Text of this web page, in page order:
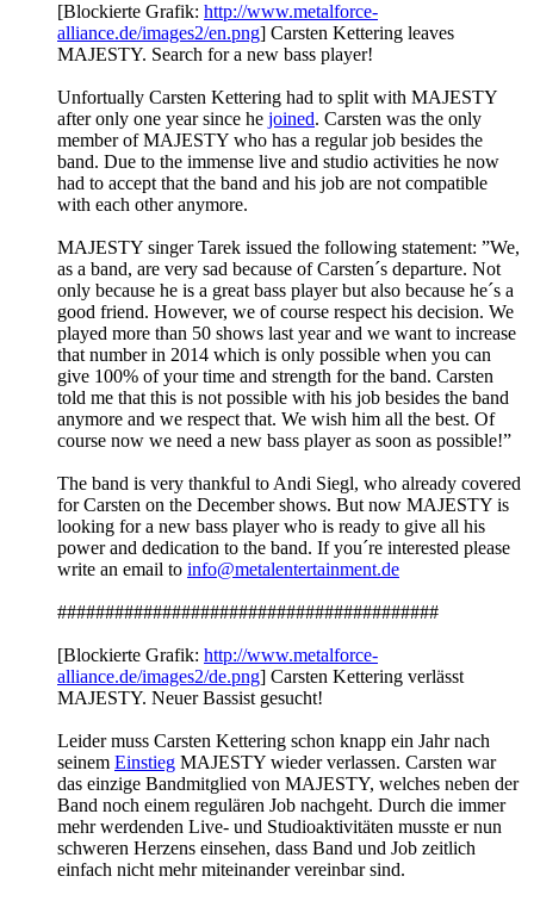
[Blockierte Grafik: http://www.metalforce-
alliance.de/images2/en.png] Carsten Kettering leaves
MAJESTY. Search for a new bass player!
Unfortually Carsten Kettering had to split with MAJESTY
after only one year since he joined. Carsten was the only
member of MAJESTY who has a regular job besides the
band. Due to the immense live and studio activities he now
had to accept that the band and his job are not compatible
with each other anymore.
MAJESTY singer Tarek issued the following statement: ”We,
as a band, are very sad because of Carsten´s departure. Not
only because he is a great bass player but also because he´s a
good friend. However, we of course respect his decision. We
played more than 50 shows last year and we want to increase
that number in 2014 which is only possible when you can
give 100% of your time and strength for the band. Carsten
told me that this is not possible with his job besides the band
anymore and we respect that. We wish him all the best. Of
course now we need a new bass player as soon as possible!”
The band is very thankful to Andi Siegl, who already covered
for Carsten on the December shows. But now MAJESTY is
looking for a new bass player who is ready to give all his
power and dedication to the band. If you´re interested please
write an email to info@metalentertainment.de
########################################
[Blockierte Grafik: http://www.metalforce-
alliance.de/images2/de.png] Carsten Kettering verlässt
MAJESTY. Neuer Bassist gesucht!
Leider muss Carsten Kettering schon knapp ein Jahr nach
seinem Einstieg MAJESTY wieder verlassen. Carsten war
das einzige Bandmitglied von MAJESTY, welches neben der
Band noch einem regulären Job nachgeht. Durch die immer
mehr werdenden Live- und Studioaktivitäten musste er nun
schweren Herzens einsehen, dass Band und Job zeitlich
einfach nicht mehr miteinander vereinbar sind.